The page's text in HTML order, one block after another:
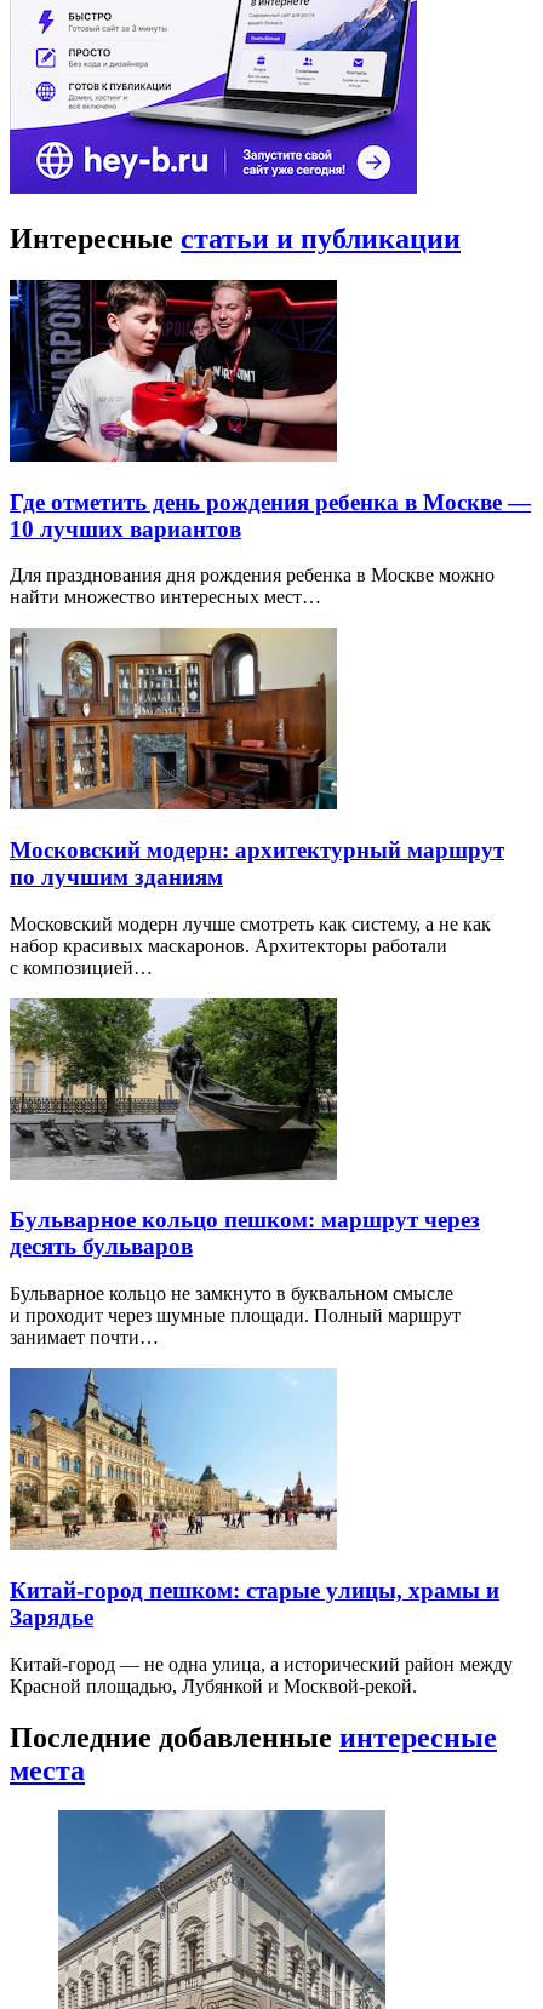
Интересные статьи и публикации
Где отметить день рождения ребенка в Москве —
10 лучших вариантов
Для празднования дня рождения ребенка в Москве можно
найти множество интересных мест…
Московский модерн: архитектурный маршрут
по лучшим зданиям
Московский модерн лучше смотреть как систему, а не как
набор красивых маскаронов. Архитекторы работали
с композицией…
Бульварное кольцо пешком: маршрут через
десять бульваров
Бульварное кольцо не замкнуто в буквальном смысле
и проходит через шумные площади. Полный маршрут
занимает почти…
Китай-город пешком: старые улицы, храмы и
Зарядье
Китай-город — не одна улица, а исторический район между
Красной площадью, Лубянкой и Москвой-рекой.
Последние добавленные интересные
места